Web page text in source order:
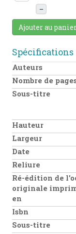
–
Ajouter au
Spécifications
Auteurs
Nombre de
Sous-titre
Hauteur
Largeur
Date
Reliure
Ré-édition de
originale
en
Isbn
Sous-titre